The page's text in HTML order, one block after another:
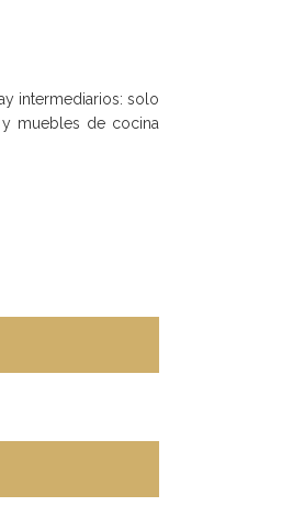
intermediarios: solo
muebles de cocina